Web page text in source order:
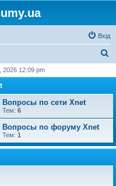
Вхід
у
2026 12:09 pm
Вопросы по сети Xnet
Тем: 6
Вопросы по форуму Xnet
Тем: 1